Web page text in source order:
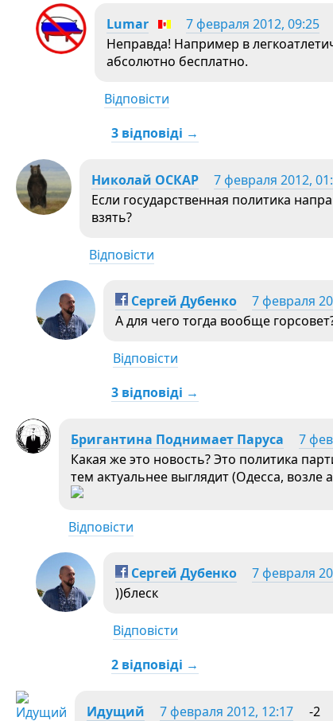
Lumar 7 февраля 2012, 09:25
Неправда! Например в
абсолютно бесплатно.
Відповісти
3 відповіді →
Николай ОСКАР 7 февраля 2012,
Если государственная политика
взять?
Відповісти
Сергей Дубенко 7 февраля
А для чего тогда вообще
Відповісти
3 відповіді →
Бригантина Поднимает Паруса 7
Какая же это новость? Это политика
тем актуальнее выглядит (Одесса, возле
Відповісти
Сергей Дубенко 7 февраля
))блеск
Відповісти
2 відповіді →
Идущий 7 февраля 2012, 12:17
-2